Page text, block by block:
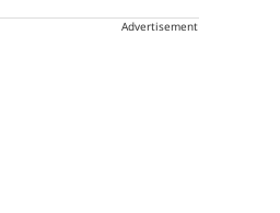
Advertisement